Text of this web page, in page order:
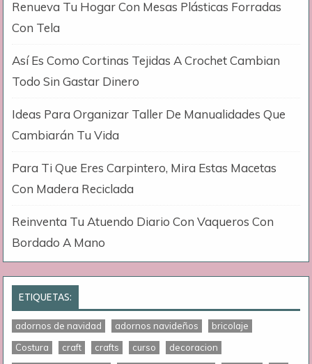
Renueva Tu Hogar Con Mesas Plásticas Forradas
Con Tela
Así Es Como Cortinas Tejidas A Crochet Cambian
Todo Sin Gastar Dinero
Ideas Para Organizar Taller De Manualidades Que
Cambiarán Tu Vida
Para Ti Que Eres Carpintero, Mira Estas Macetas
Con Madera Reciclada
Reinventa Tu Atuendo Diario Con Vaqueros Con
Bordado A Mano
ETIQUETAS:
adornos de navidad adornos navideños
bricolaje
Costura
craft crafts curso
decoracion